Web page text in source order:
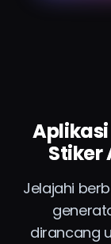
Stiker
Jelajahi
dirancang